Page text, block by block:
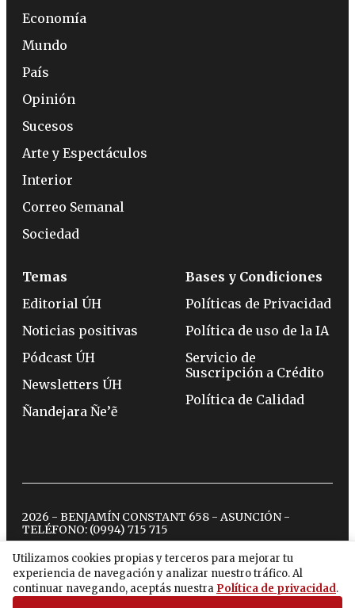
Utilizamos cookies propias y terceros para mejorar tu
experiencia de navegación y analizar nuestro tráfico. Al
continuar navegando, aceptás nuestra Política de privacidad.
Economía
Mundo
País
Opinión
Sucesos
Arte y Espectáculos
Interior
Correo Semanal
Sociedad
Temas
Editorial ÚH
Noticias positivas
Pódcast ÚH
Newsletters ÚH
Ñandejara Ñe’ẽ
Bases y Condiciones
Políticas de Privacidad
Política de uso de la IA
Servicio de
Suscripción a Crédito
Política de Calidad
2026 - BENJAMÍN CONSTANT 658 - ASUNCIÓN -
TELÉFONO: (0994) 715 715
twitterinstagram
facebook
tiktokyoutubespotify